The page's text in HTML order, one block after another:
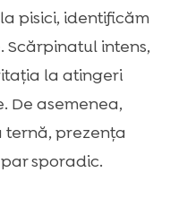
la pisici, identificăm
Scărpinatul intens,
la atingeri
De asemenea,
ternă, prezența
sporadic.